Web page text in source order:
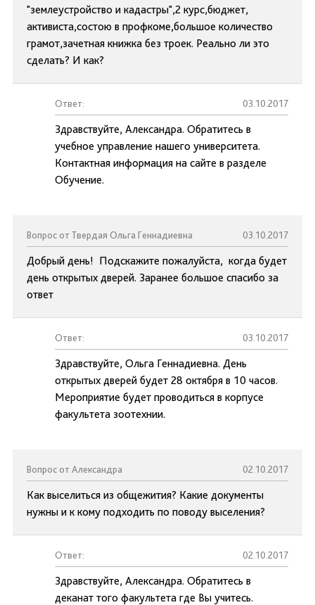
"землеустройство и кадастры",2 курс,бюджет,
активиста,состою в профкоме,большое количество
грамот,зачетная книжка без троек. Реально ли это
сделать? И как?
Ответ: 03.10.2017
Здравствуйте, Александра. Обратитесь в
учебное управление нашего университета.
Контактная информация на сайте в разделе
Обучение.
Вопрос от Твердая Ольга Геннадиевна 03.10.2017
Добрый день! Подскажите пожалуйста, когда будет
день открытых дверей. Заранее большое спасибо за
ответ
Ответ: 03.10.2017
Здравствуйте, Ольга Геннадиевна. День
открытых дверей будет 28 октября в 10 часов.
Мероприятие будет проводиться в корпусе
факультета зоотехнии.
Вопрос от Александра 02.10.2017
Как выселиться из общежития? Какие документы
нужны и к кому подходить по поводу выселения?
Ответ: 02.10.2017
Здравствуйте, Александра. Обратитесь в
деканат того факультета где Вы учитесь.